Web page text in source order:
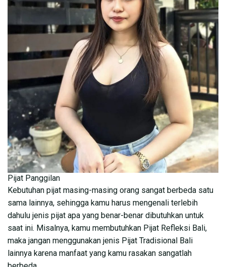
Pijat Panggilan
Kebutuhan pijat masing-masing orang sangat berbeda satu
sama lainnya, sehingga kamu harus mengenali terlebih
dahulu jenis pijat apa yang benar-benar dibutuhkan untuk
saat ini. Misalnya, kamu membutuhkan Pijat Refleksi Bali,
maka jangan menggunakan jenis Pijat Tradisional Bali
lainnya karena manfaat yang kamu rasakan sangatlah